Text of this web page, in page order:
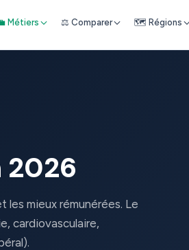
Métiers ⚖️ Comparer 🗺️ Régions
2026
les mieux rémunérées. Le
cardiovasculaire,